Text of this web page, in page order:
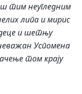
тим неугледним
липа и мирис
и шетњу
Успомена
том крају